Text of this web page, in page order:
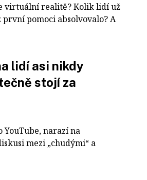
virtuální realitě? Kolik lidí už
pomoci absolvovalo? A
lidí asi nikdy
stojí za
narazí na
mezi „chudými“ a